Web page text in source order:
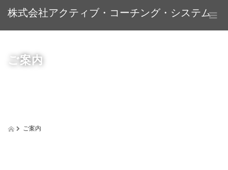
株式会社アクティブ・コーチング・システム
ご案内
ご案内